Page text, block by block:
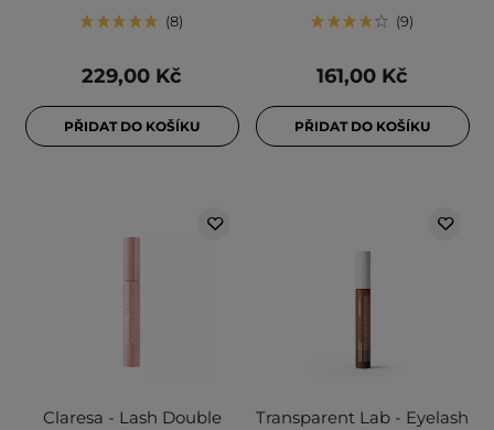
8
229,00 Kč
PŘIDAT DO KOŠÍKU
9
161,00 Kč
PŘIDAT DO KOŠÍKU
Claresa - Lash Double
Transparent Lab - Eyelash